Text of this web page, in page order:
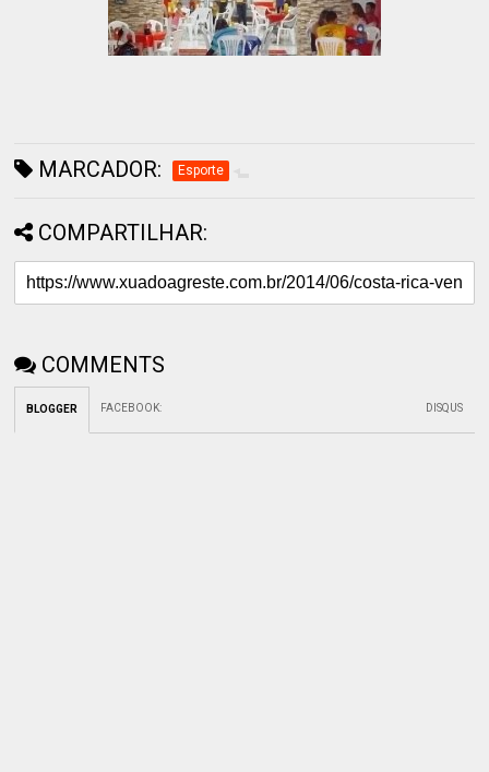
MARCADOR: Esporte
COMPARTILHAR:
COMMENTS
BLOGGER FACEBOOK: DISQUS